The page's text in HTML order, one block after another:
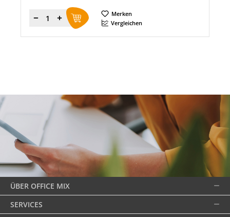
Menge
Merken
Vergleichen
ÜBER OFFICE MIX
SERVICES